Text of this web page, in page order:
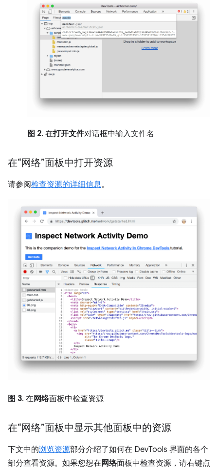
图 2. 在打开文件对话框中输入文件名
在“网络”面板中打开资源
请参阅检查资源的详细信息。
图 3. 在 网络面板中检查资源
在“网络”面板中显示其他面板中的资源
下文中的浏览资源部分介绍了如何在 DevTools 界面的各个
部分查看资源。如果您想在 网络面板中检查资源，请右键点